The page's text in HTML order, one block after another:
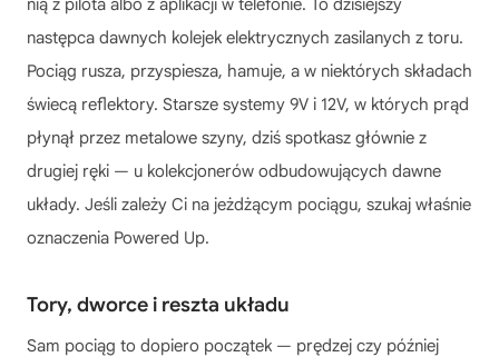
nią z pilota albo z aplikacji w telefonie. To dzisiejszy
następca dawnych kolejek elektrycznych zasilanych z toru.
Pociąg rusza, przyspiesza, hamuje, a w niektórych składach
świecą reflektory. Starsze systemy 9V i 12V, w których prąd
płynął przez metalowe szyny, dziś spotkasz głównie z
drugiej ręki — u kolekcjonerów odbudowujących dawne
układy. Jeśli zależy Ci na jeżdżącym pociągu, szukaj właśnie
oznaczenia Powered Up.
Tory, dworce i reszta układu
Sam pociąg to dopiero początek — prędzej czy później